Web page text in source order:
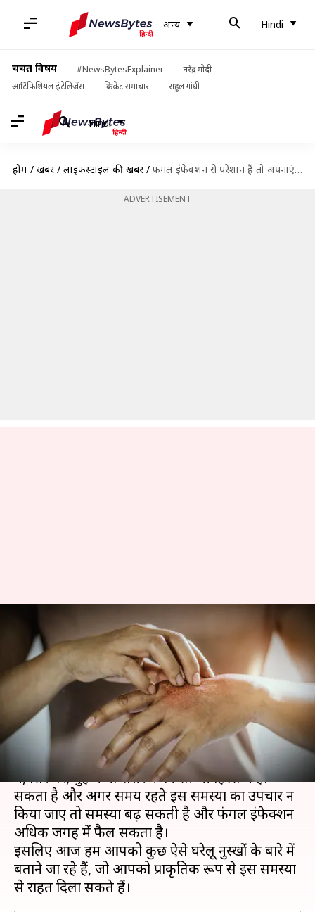
अन्य Hindi
चर्चित विषय #NewsBytesExplainer
नरेंद्र मोदी
आर्टिफिशियल इंटेलिजेंस
क्रिकेट समाचार राहुल गांधी
Hindi
होम / खबरें / लाइफस्टाइल की खबरें / फंगल इंफेक्शन से परेशान हैं तो अपनाएं ये घरेलू नुस्खे, जल्द मिलेगी राहत
ADVERTISEMENT
फंगल इंफेक्शन से परेशान हैं तो
अपनाएं ये घरेलू नुस्खे, जल्द मिलेगी
राहत
अंजली 10:00 pm
क्या है खबर?
फंगल इंफेक्शन एक ऐसा संक्रमण है, जो उंगलियों के बीच
में, सिर पर, मुंह में या शरीर के किसी भी हिस्से में हो
सकता है और अगर समय रहते इस समस्या का उपचार न
किया जाए तो समस्या बढ़ सकती है और फंगल इंफेक्शन
अधिक जगह में फैल सकता है।
इसलिए आज हम आपको कुछ ऐसे घरेलू नुस्खों के बारे में
बताने जा रहे हैं, जो आपको प्राकृतिक रूप से इस समस्या